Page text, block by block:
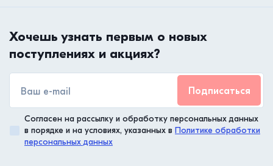
Хочешь узнать первым о новых
поступлениях и акциях?
Подписаться
Согласен на рассылку и обработку персональных данных
в порядке и на условиях, указанных в Политике обработки
персональных данных